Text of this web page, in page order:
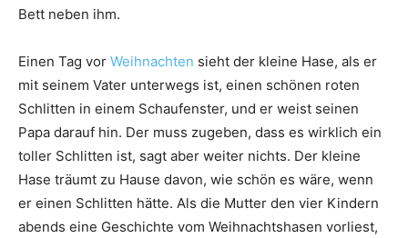
Bett neben ihm.
Einen Tag vor Weihnachten sieht der kleine Hase, als er
mit seinem Vater unterwegs ist, einen schönen roten
Schlitten in einem Schaufenster, und er weist seinen
Papa darauf hin. Der muss zugeben, dass es wirklich ein
toller Schlitten ist, sagt aber weiter nichts. Der kleine
Hase träumt zu Hause davon, wie schön es wäre, wenn
er einen Schlitten hätte. Als die Mutter den vier Kindern
abends eine Geschichte vom Weihnachtshasen vorliest,